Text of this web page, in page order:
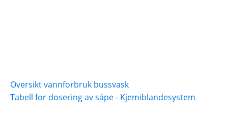
Oversikt vannforbruk bussvask
Tabell for dosering av såpe - Kjemiblandesystem